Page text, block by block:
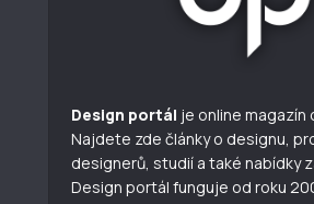
Design portál je online magazín
Najdete zde články o designu,
designerů, studií a také nabídky
Design portál funguje od roku